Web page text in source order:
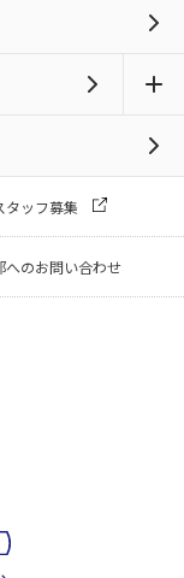
タッフ募集
へのお問い合わせ